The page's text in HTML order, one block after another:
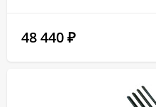
48 440 ₽